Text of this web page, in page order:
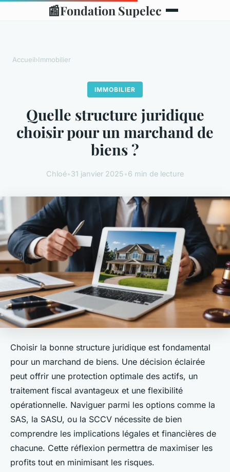
📰Fondation Supelec
Accueil›Immobilier
IMMOBILIER
Quelle structure juridique
choisir pour un marchand de
biens ?
Chloé•31 janvier 2025•6 min de lecture
Choisir la bonne structure juridique est fondamental
pour un marchand de biens. Une décision éclairée
peut offrir une protection optimale des actifs, un
traitement fiscal avantageux et une flexibilité
opérationnelle. Naviguer parmi les options comme la
SAS, la SASU, ou la SCCV nécessite de bien
comprendre les implications légales et financières de
chacune. Cette réflexion permettra de maximiser les
profits tout en minimisant les risques.